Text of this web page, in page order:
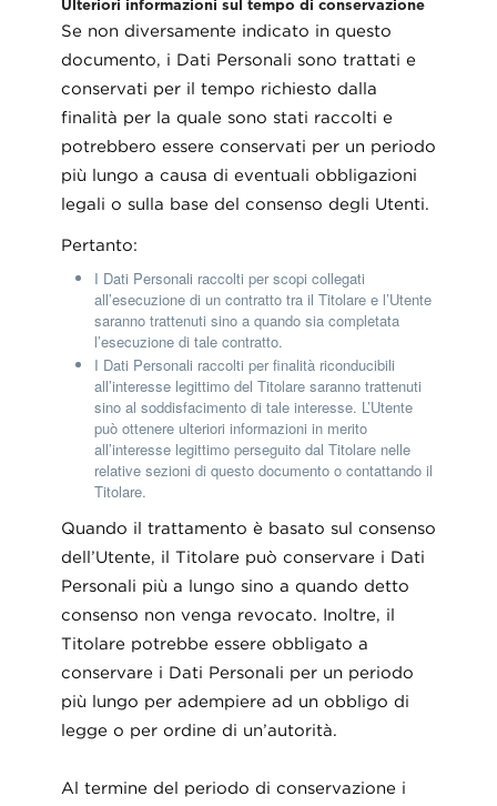
Ulteriori informazioni sul tempo di conservazione
Se non diversamente indicato in questo
documento, i Dati Personali sono trattati e
conservati per il tempo richiesto dalla
finalità per la quale sono stati raccolti e
potrebbero essere conservati per un periodo
più lungo a causa di eventuali obbligazioni
legali o sulla base del consenso degli Utenti.
Pertanto:
I Dati Personali raccolti per scopi collegati
all’esecuzione di un contratto tra il Titolare e l’Utente
saranno trattenuti sino a quando sia completata
l’esecuzione di tale contratto.
I Dati Personali raccolti per finalità riconducibili
all’interesse legittimo del Titolare saranno trattenuti
sino al soddisfacimento di tale interesse. L’Utente
può ottenere ulteriori informazioni in merito
all’interesse legittimo perseguito dal Titolare nelle
relative sezioni di questo documento o contattando il
Titolare.
Quando il trattamento è basato sul consenso
dell’Utente, il Titolare può conservare i Dati
Personali più a lungo sino a quando detto
consenso non venga revocato. Inoltre, il
Titolare potrebbe essere obbligato a
conservare i Dati Personali per un periodo
più lungo per adempiere ad un obbligo di
legge o per ordine di un’autorità.
Al termine del periodo di conservazione i